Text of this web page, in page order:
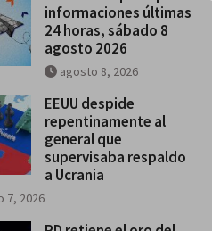
informaciones últimas
24 horas, sábado 8
agosto 2026
agosto 8, 2026
EEUU despide
repentinamente al
general que
supervisaba respaldo
a Ucrania
7, 2026